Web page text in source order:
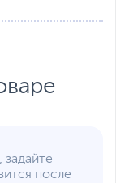
после